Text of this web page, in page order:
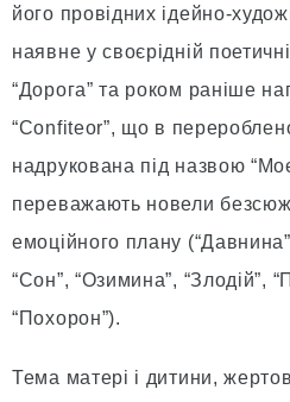
його провідних ідейно-
наявне у своєрідній
“Дорога” та роком раніше
“Confiteor”, що в
надрукована під назвою
переважають новели
емоційного плану
“Сон”, “Озимина”, “Злодій”,
“Похорон”).
Тема матері і дитини,